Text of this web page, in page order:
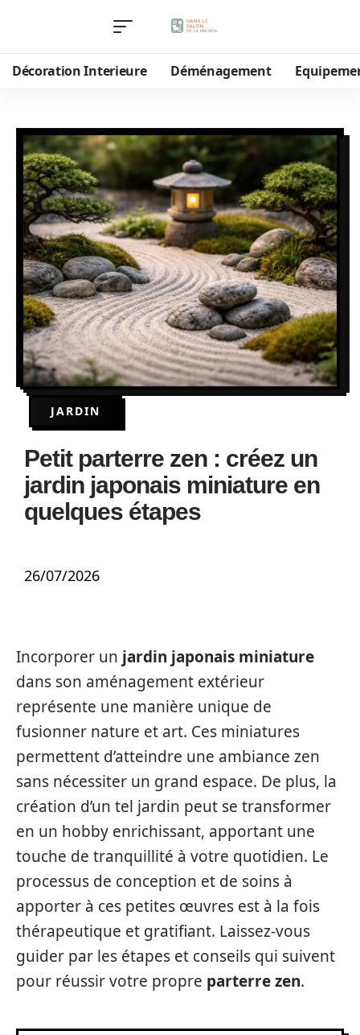
Décoration Interieure Déménagement
JARDIN
Petit parterre zen : créez un
jardin japonais miniature en
quelques étapes
26/07/2026
Incorporer un jardin japonais miniature
dans son aménagement extérieur
représente une manière unique de
fusionner nature et art. Ces miniatures
permettent d’atteindre une ambiance zen
sans nécessiter un grand espace. De plus, la
création d’un tel jardin peut se transformer
en un hobby enrichissant, apportant une
touche de tranquillité à votre quotidien. Le
processus de conception et de soins à
apporter à ces petites œuvres est à la fois
thérapeutique et gratifiant. Laissez-vous
guider par les étapes et conseils qui suivent
pour réussir votre propre parterre zen.